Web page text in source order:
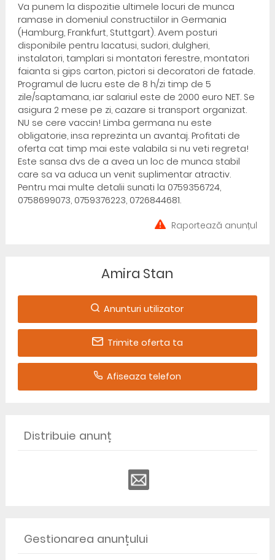
Va punem la dispozitie ultimele locuri de munca
ramase in domeniul constructiilor in Germania
(Hamburg, Frankfurt, Stuttgart). Avem posturi
disponibile pentru lacatusi, sudori, dulgheri,
instalatori, tamplari si montatori ferestre, montatori
faianta si gips carton, pictori si decoratori de fatade.
Programul de lucru este de 8 h/zi timp de 5
zile/saptamana, iar salariul este de 2000 euro NET. Se
asigura 2 mese pe zi, cazare si transport organizat.
NU se cere vaccin! Limba germana nu este
obligatorie, insa reprezinta un avantaj. Profitati de
oferta cat timp mai este valabila si nu veti regreta!
Este sansa dvs de a avea un loc de munca stabil
care sa va aduca un venit suplimentar atractiv.
Pentru mai multe detalii sunati la 0759356724,
0758699073, 0759376223, 0726844681.
Raportează anunțul
Amira Stan
Anunturi utilizator
Trimite oferta ta
Afiseaza telefon
Distribuie anunț
Gestionarea anunțului